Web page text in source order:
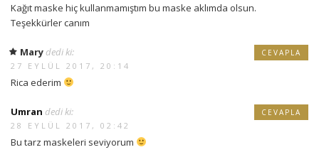
Kağıt maske hiç kullanmamıştım bu maske aklımda olsun.
Teşekkürler canım
Mary dedi ki:
27 EYLÜL 2017, 20:14
Rica ederim
CEVAPLA
Umran dedi ki:
28 EYLÜL 2017, 02:42
Bu tarz maskeleri seviyorum
CEVAPLA